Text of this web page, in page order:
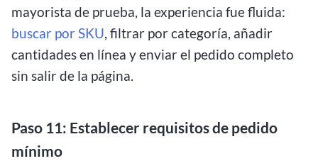
mayorista de prueba, la experiencia fue fluida:
buscar por SKU, filtrar por categoría, añadir
cantidades en línea y enviar el pedido completo
sin salir de la página.
Paso 11: Establecer requisitos de pedido
mínimo